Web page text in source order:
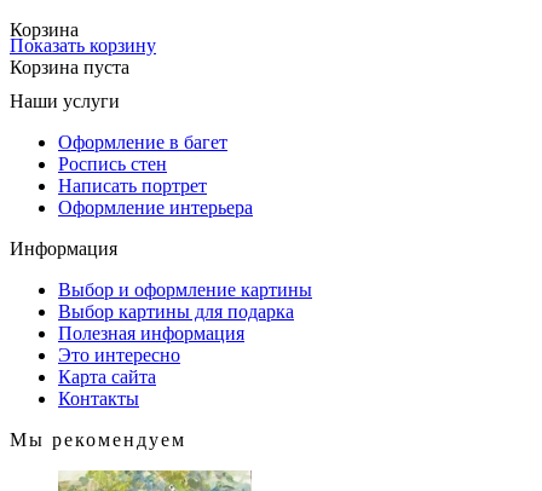
Корзина
Показать корзину
Корзина пуста
Наши услуги
Оформление в багет
Роспись стен
Написать портрет
Оформление интерьера
Информация
Выбор и оформление картины
Выбор картины для подарка
Полезная информация
Это интересно
Карта сайта
Контакты
Мы рекомендуем